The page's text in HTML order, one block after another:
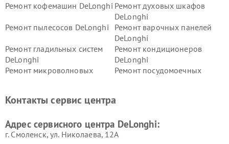
Ремонт кофемашин DeLonghi Ремонт духовых шкафов
DeLonghi
Ремонт пылесосов DeLonghi
Ремонт варочных панелей
DeLonghi
Ремонт гладильных систем
DeLonghi
Ремонт кондиционеров
DeLonghi
Ремонт микроволновых
Ремонт посудомоечных
DeLonghi
DeLonghi
Контакты сервис центра
Адрес сервисного центра DeLonghi:
г. Смоленск, ул. Николаева, 12А